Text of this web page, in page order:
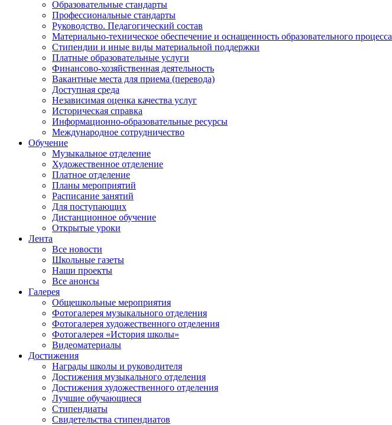
Образовательные стандарты
Профессиональные стандарты
Руководство. Педагогический состав
Материально-техническое обеспечение и оснащенность образовательного процесса
Стипендии и иные виды материальной поддержки
Платные образовательные услуги
Финансово-хозяйственная деятельность
Вакантные места для приема (перевода)
Доступная среда
Независимая оценка качества услуг
Историческая справка
Информационно-образовательные ресурсы
Международное сотрудничество
Обучение
Музыкальное отделение
Художественное отделение
Платное отделение
Планы мероприятий
Расписание занятий
Для поступающих
Дистанционное обучение
Открытые уроки
Лента
Все новости
Школьные газеты
Наши проекты
Все анонсы
Галерея
Общешкольные мероприятия
Фотогалерея музыкального отделения
Фотогалерея художественного отделения
Фотогалерея «История школы»
Видеоматериалы
Достижения
Награды школы и руководителя
Достижения музыкального отделения
Достижения художественного отделения
Лучшие обучающиеся
Стипендиаты
Свидетельства стипендиатов